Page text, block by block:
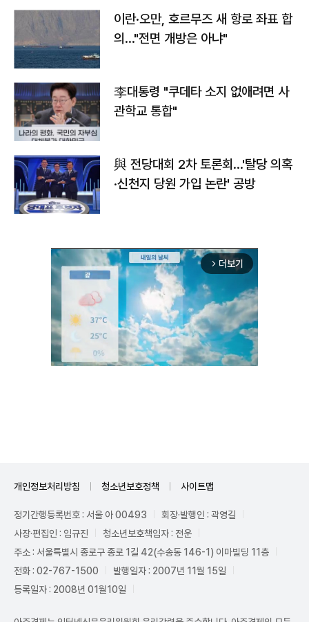
이란·오만, 호르무즈 새 항로 좌표 합
의…"전면 개방은 아냐"
李대통령 "쿠데타 소지 없애려면 사
관학교 통합"
與 전당대회 2차 토론회…'탈당 의혹
·신천지 당원 가입 논란' 공방
arrow_forward_ios 더보기
개인정보처리방침 청소년보호정책 사이트맵
정기간행등록번호 : 서울 아 00493
회장·발행인 : 곽영길
사장·편집인 : 임규진
청소년보호책임자 : 전운
주소 : 서울특별시 종로구 종로 1길 42(수송동 146-1) 이마빌딩 11층
전화 : 02-767-1500
발행일자 : 2007년 11월 15일
등록일자 : 2008년 01월10일